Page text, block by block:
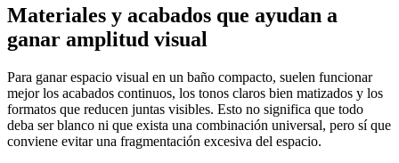
Materiales y acabados que ayudan a
ganar amplitud visual
Para ganar espacio visual en un baño compacto, suelen funcionar
mejor los acabados continuos, los tonos claros bien matizados y los
formatos que reducen juntas visibles. Esto no significa que todo
deba ser blanco ni que exista una combinación universal, pero sí que
conviene evitar una fragmentación excesiva del espacio.